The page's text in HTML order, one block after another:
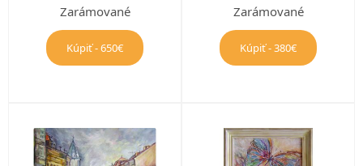
Zarámované
Kúpiť - 650€
Zarámované
Kúpiť - 380€